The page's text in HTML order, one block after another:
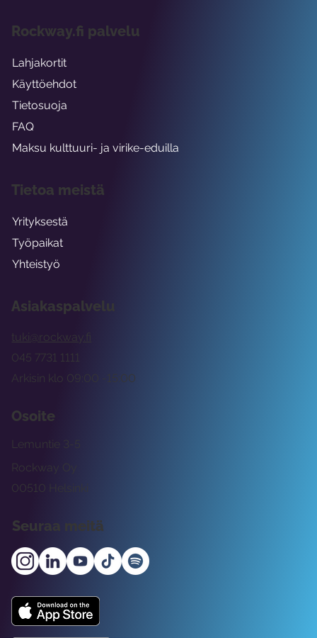
Asiakaspalvelu
tuki@rockway.fi
Arkisin klo 09:00 -15:00
045 7731 1111
Osoite
Rockway Oy
Lemuntie 3-5
00510 Helsinki
Seuraa meitä
Rockway.fi palvelu
Lahjakortit
Käyttöehdot
Tietosuoja
FAQ
Maksu kulttuuri- ja virike-eduilla
Tietoa meistä
Yrityksestä
Työpaikat
Yhteistyö